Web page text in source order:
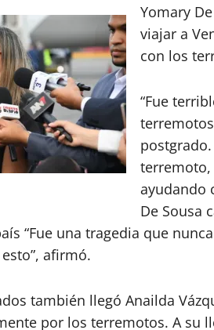
Yomary
viajar a
con los
“Fue
terremoto,
ayudando
De Sousa
“Fue una tragedia que
afirmó.
también llegó Anailda
por los terremotos. A su